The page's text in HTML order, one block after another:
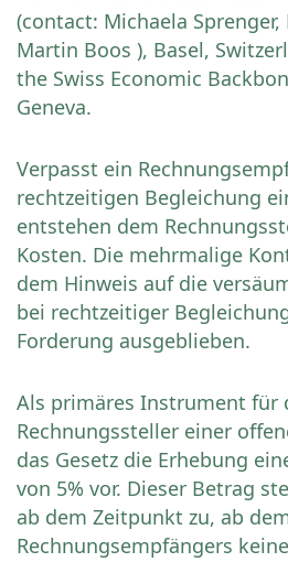
(contact: Michaela
Martin Boos ), Basel,
the Swiss Economic
Geneva.
Verpasst ein
rechtzeitigen Begleichung
entstehen dem
Kosten. Die mehrmalige
dem Hinweis auf die
bei rechtzeitiger
Forderung ausgeblieben.
Als primäres Instrument für
Rechnungssteller einer
das Gesetz die Erhebung
von 5% vor. Dieser Betrag
ab dem Zeitpunkt zu, ab
Rechnungsempfängers